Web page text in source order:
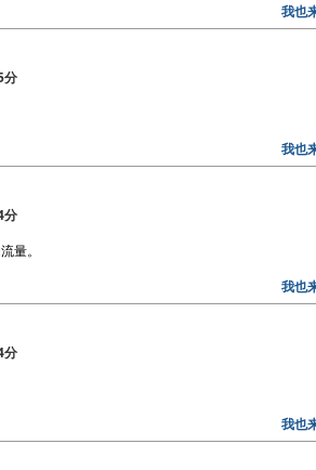
我也
分
我也
分
量。
我也
分
我也